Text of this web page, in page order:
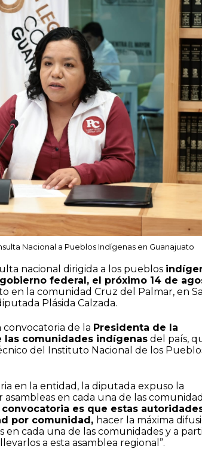
Nacional a Pueblos Indígenas en Guanajuato
nacional dirigida a los pueblos
federal, el próximo 14 de
en la comunidad Cruz del Palmar, en
Plásida Calzada.
convocatoria de la Presidenta de la
las comunidades indígenas del país,
del Instituto Nacional de los
en la entidad, la diputada expuso la
en cada una de las
es que estas
por comunidad, hacer la máxima
en cada una de las comunidades y a
a esta asamblea regional”.